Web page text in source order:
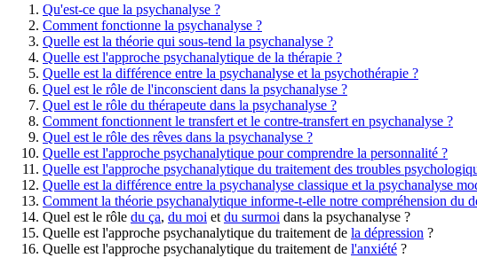
Qu'est-ce que la psychanalyse ?
Comment fonctionne la psychanalyse ?
Quelle est la théorie qui sous-tend la psychanalyse ?
Quelle est l'approche psychanalytique de la thérapie ?
Quelle est la différence entre la psychanalyse et la psychothérapie ?
Quel est le rôle de l'inconscient dans la psychanalyse ?
Quel est le rôle du thérapeute dans la psychanalyse ?
Comment fonctionnent le transfert et le contre-transfert en psychanalyse ?
Quel est le rôle des rêves dans la psychanalyse ?
Quelle est l'approche psychanalytique pour comprendre la personnalité ?
Quelle est l'approche psychanalytique du traitement des troubles
Quelle est la différence entre la psychanalyse classique et la psychanalyse
Comment la théorie psychanalytique informe-t-elle notre compréhension du
Quel est le rôle du ça, du moi et du surmoi dans la psychanalyse ?
Quelle est l'approche psychanalytique du traitement de la dépression ?
Quelle est l'approche psychanalytique du traitement de l'anxiété ?